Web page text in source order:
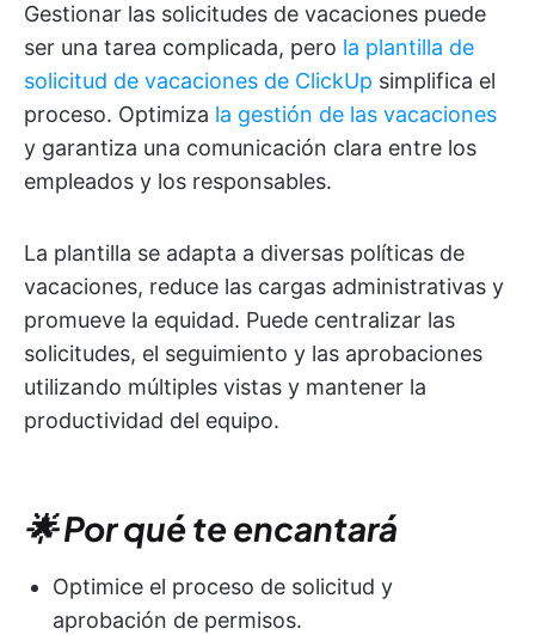
Gestionar las solicitudes de vacaciones puede
ser una tarea complicada, pero la plantilla de
solicitud de vacaciones de ClickUp simplifica el
proceso. Optimiza la gestión de las vacaciones
y garantiza una comunicación clara entre los
empleados y los responsables.
La plantilla se adapta a diversas políticas de
vacaciones, reduce las cargas administrativas y
promueve la equidad. Puede centralizar las
solicitudes, el seguimiento y las aprobaciones
utilizando múltiples vistas y mantener la
productividad del equipo. ​
🌟 Por qué te encantará
Optimice el proceso de solicitud y
aprobación de permisos.